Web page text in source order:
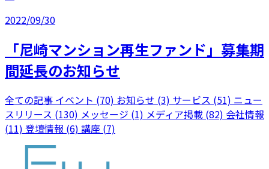
2022/09/30
「尼崎マンション再生ファンド」募集期
間延長のお知らせ
全ての記事 イベント (70) お知らせ (3) サービス (51) ニュー
スリリース (130) メッセージ (1) メディア掲載 (82) 会社情報
(11) 登壇情報 (6) 講座 (7)